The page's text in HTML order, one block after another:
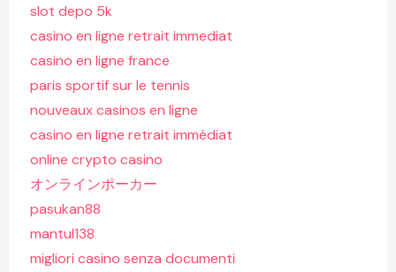
slot depo 5k
casino en ligne retrait immediat
casino en ligne france
paris sportif sur le tennis
nouveaux casinos en ligne
casino en ligne retrait immédiat
online crypto casino
オンラインポーカー
pasukan88
mantul138
migliori casino senza documenti